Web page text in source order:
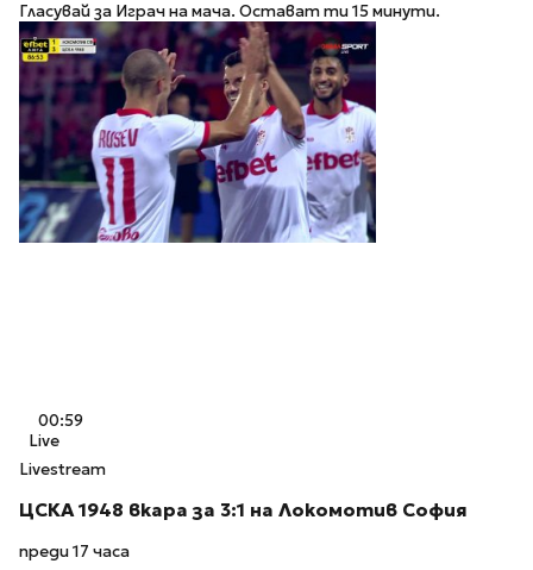
Гласувай за Играч на мача. Остават ти 15 минути.
00:59
Live
Livestream
ЦСКА 1948 вкара за 3:1 на Локомотив София
преди 17 часа